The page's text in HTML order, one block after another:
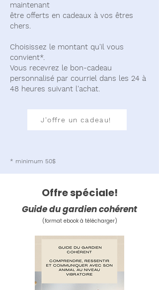
maintenant
être offerts en cadeaux à vos êtres
chers.
Choisissez le montant qu'il vous
convient*.
Vous recevrez le bon-cadeau
personnalisé par courriel dans les 24 à
48 heures suivant l'achat. ​
* minimum 50$
J'offre un cadeau!
Offre spéciale!
Guide du gardien cohérent
(format ebook à télécharger)